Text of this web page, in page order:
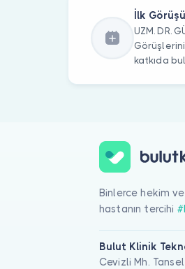
İlk
UZM. DR.
katkıda
Binlerce hekim
hastanın tercihi
Bulut Klinik
Cevizli Mh.